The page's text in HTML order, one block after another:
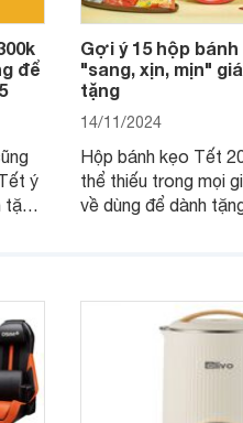
để
ý
Gợi ý 15 hộp
"sang, xịn, mịn"
tặng
14/11/2024
Hộp bánh kẹo Tết
thể thiếu trong mọi
về dùng để dành
2025 mới vừa sang,
mua sắm cuối năm.